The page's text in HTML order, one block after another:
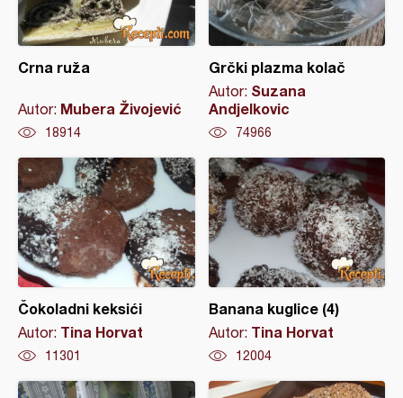
Crna ruža
Autor: Mubera Živojević
18914
Grčki plazma kolač
Autor: Suzana
Andjelkovic
74966
Čokoladni keksići
Autor: Tina Horvat
11301
Banana kuglice (4)
Autor: Tina Horvat
12004